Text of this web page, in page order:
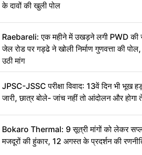
के दावों की खुली पोल
Raebareli: एक महीने में उखड़ने लगी PWD
जेल रोड पर गड्ढे ने खोली निर्माण गुणवत्ता की
उठी मांग
JPSC-JSSC परीक्षा विवाद: 13वें दिन भी भूख
जारी, छात्र बोले- जांच नहीं तो आंदोलन और होगा
Bokaro Thermal: 9 सूत्री मांगों को लेकर
मजदूरों की हुंकार, 12 अगस्त के प्रदर्शन की